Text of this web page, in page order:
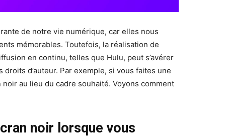
de notre vie numérique, car elles nous
mémorables. Toutefois, la réalisation de
en continu, telles que Hulu, peut s’avérer
d’auteur. Par exemple, si vous faites une
au lieu du cadre souhaité. Voyons comment
noir lorsque vous